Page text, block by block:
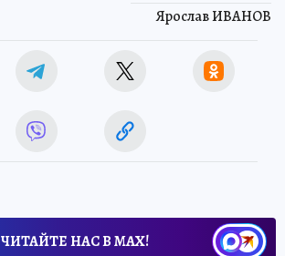
Ярослав ИВАНОВ
ЧИТАЙТЕ НАС В МАХ!